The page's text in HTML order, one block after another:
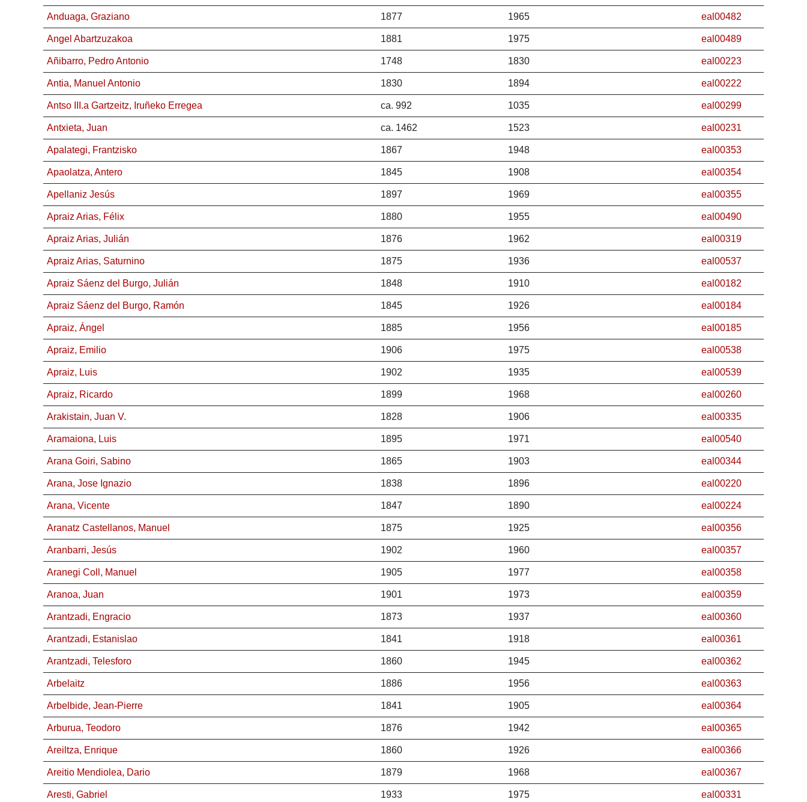
Anduaga, Graziano 1877 1965 eal00482
Angel Abartzuzakoa 1881 1975 eal00489
Añibarro, Pedro Antonio 1748 1830 eal00223
Antia, Manuel Antonio 1830 1894 eal00222
Antso III.a Gartzeitz, Iruñeko Erregea ca. 992 1035 eal00299
Antxieta, Juan ca. 1462 1523 eal00231
Apalategi, Frantzisko 1867 1948 eal00353
Apaolatza, Antero 1845 1908 eal00354
Apellaniz Jesús 1897 1969 eal00355
Apraiz Arias, Félix 1880 1955 eal00490
Apraiz Arias, Julián 1876 1962 eal00319
Apraiz Arias, Saturnino 1875 1936 eal00537
Apraiz Sáenz del Burgo, Julián 1848 1910 eal00182
Apraiz Sáenz del Burgo, Ramón 1845 1926 eal00184
Apraiz, Ángel 1885 1956 eal00185
Apraiz, Emilio 1906 1975 eal00538
Apraiz, Luis 1902 1935 eal00539
Apraiz, Ricardo 1899 1968 eal00260
Arakistain, Juan V. 1828 1906 eal00335
Aramaiona, Luis 1895 1971 eal00540
Arana Goiri, Sabino 1865 1903 eal00344
Arana, Jose Ignazio 1838 1896 eal00220
Arana, Vicente 1847 1890 eal00224
Aranatz Castellanos, Manuel 1875 1925 eal00356
Aranbarri, Jesús 1902 1960 eal00357
Aranegi Coll, Manuel 1905 1977 eal00358
Aranoa, Juan 1901 1973 eal00359
Arantzadi, Engracio 1873 1937 eal00360
Arantzadi, Estanislao 1841 1918 eal00361
Arantzadi, Telesforo 1860 1945 eal00362
Arbelaitz 1886 1956 eal00363
Arbelbide, Jean-Pierre 1841 1905 eal00364
Arburua, Teodoro 1876 1942 eal00365
Areiltza, Enrique 1860 1926 eal00366
Areitio Mendiolea, Dario 1879 1968 eal00367
Aresti, Gabriel 1933 1975 eal00331